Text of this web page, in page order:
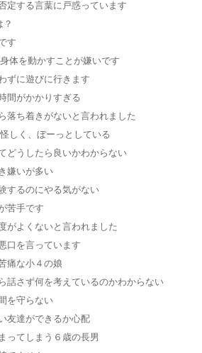
定する言葉に戸惑っています
？
す
体を動かすことが嫌いです
ずに遊びに行きます
間がかかりすぎる
落ち着きがないと言われました
しく、ぼーっとしている
どうしたら良いかわからない
嫌いが多い
するのにやる気がない
苦手です
がよくないと言われました
口を言っています
痛な小４の娘
話さず何を考えているのかわからない
を守らない
友達ができるか心配
ってしまう６歳の長男